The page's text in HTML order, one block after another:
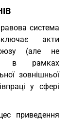
система
акти
(але не
в рамках
зовнішньої
у сфері
приведення